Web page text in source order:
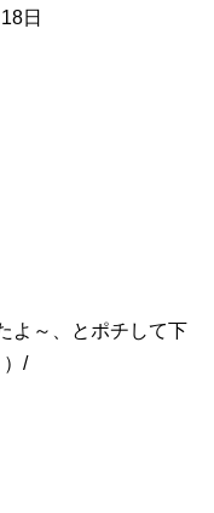
日
よ～、とポチして下
/